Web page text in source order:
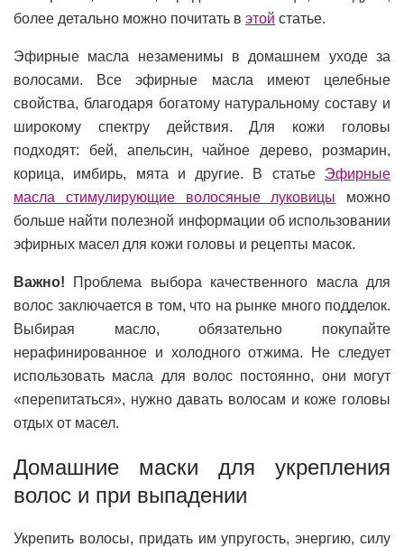
более детально можно почитать в этой статье.
Эфирные масла незаменимы в домашнем уходе за
волосами. Все эфирные масла имеют целебные
свойства, благодаря богатому натуральному составу и
широкому спектру действия. Для кожи головы
подходят: бей, апельсин, чайное дерево, розмарин,
корица, имбирь, мята и другие. В статье Эфирные
масла стимулирующие волосяные луковицы можно
больше найти полезной информации об использовании
эфирных масел для кожи головы и рецепты масок.
Важно! Проблема выбора качественного масла для
волос заключается в том, что на рынке много подделок.
Выбирая масло, обязательно покупайте
нерафинированное и холодного отжима. Не следует
использовать масла для волос постоянно, они могут
«перепитаться», нужно давать волосам и коже головы
отдых от масел.
Домашние маски для укрепления
волос и при выпадении
Укрепить волосы, придать им упругость, энергию, силу